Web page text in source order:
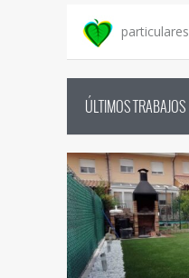
particulares
ÚLTIMOS TRABAJOS